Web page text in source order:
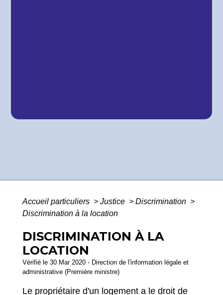
Accueil particuliers > Justice > Discrimination >
Discrimination à la location
DISCRIMINATION À LA
LOCATION
Vérifié le 30 Mar 2020 - Direction de l'information légale et
administrative (Première ministre)
Le propriétaire d'un logement a le droit de